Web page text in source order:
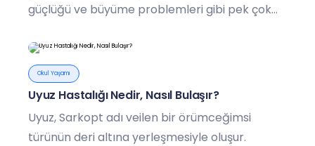
güçlüğü ve büyüme problemleri gibi pek çok
Okul Yaşamı
Uyuz Hastalığı Nedir, Nasıl Bulaşır?
Uyuz, Sarkopt adı veilen bir örümceğimsi
türünün deri altına yerleşmesiyle oluşur.